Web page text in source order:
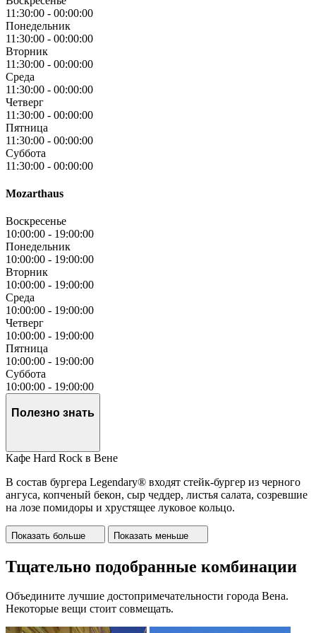
11:30:00 - 00:00:00
Понедельник
11:30:00 - 00:00:00
Вторник
11:30:00 - 00:00:00
Среда
11:30:00 - 00:00:00
Четверг
11:30:00 - 00:00:00
Пятница
11:30:00 - 00:00:00
Суббота
11:30:00 - 00:00:00
Mozarthaus
Воскресенье
10:00:00 - 19:00:00
Понедельник
10:00:00 - 19:00:00
Вторник
10:00:00 - 19:00:00
Среда
10:00:00 - 19:00:00
Четверг
10:00:00 - 19:00:00
Пятница
10:00:00 - 19:00:00
Суббота
10:00:00 - 19:00:00
Полезно знать
Кафе Hard Rock в Вене
В состав бургера Legendary® входят стейк-бургер из черного
ангуса, копченый бекон, сыр чеддер, листья салата, созревшие
на лозе помидоры и хрустящее луковое кольцо.
Показать больше Показать меньше
Тщательно подобранные комбинации
Объедините лучшие достопримечательности города Вена.
Некоторые вещи стоит совмещать.